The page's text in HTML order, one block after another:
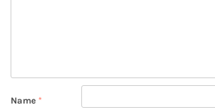
Name *